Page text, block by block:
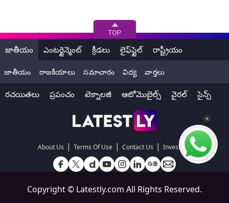
జాతీయం ఎంటర్టైన్మెంట్ క్రీడలు లైఫ్‌స్టైల్ రాష్ట్రీయం
జాతీయం రాజకీయాలు సమాచారం విద్య వార్తలు
రచయితలు ప్రపంచం టెక్నాలజీ ఆటోమొబైల్స్ వైరల్ సైన్స్
About Us | Terms Of Use | Contact Us | Investors
Copyright © Latestly.com All Rights Reserved.